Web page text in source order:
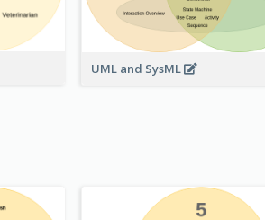
UML and SysML